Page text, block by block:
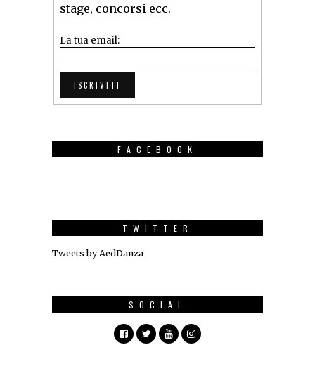
stage, concorsi ecc.
La tua email:
FACEBOOK
TWITTER
Tweets by AedDanza
SOCIAL